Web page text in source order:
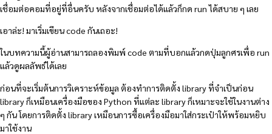
เชื่อมต่อคอมที่อยู่ที่อื่นครับ หลังจากเชื่อมต่อได้แล้วก็กด run ได้สบาย ๆ เลย
เอาล่ะ! มาเริ่มเขียน code กันเถอะ!
ในบทความนี้ผู้อ่านสามารถลองพิมพ์ code ตามที่บอกแล้วกดปุ่มลูกศรเพื่อ run
แล้วดูผลลัพธ์ได้เลย
ก่อนที่จะเริ่มต้นการวิเคราะห์ข้อมูล ต้องทำการติดตั้ง library ที่จำเป็นก่อน
library ก็เหมือนเครื่องมือของ Python ที่แต่ละ library ก็เหมาะจะใช้ในงานต่าง
ๆ กัน โดยการติดตั้ง library เหมือนการซื้อเครื่องมือมาใส่กระเป๋าให้พร้อมหยิบ
มาใช้งาน